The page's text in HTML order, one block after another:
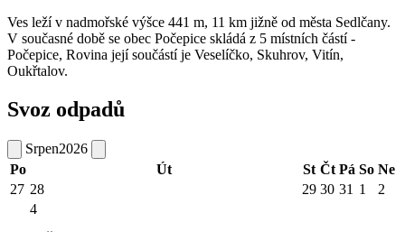
Ves leží v nadmořské výšce 441 m, 11 km jižně od města Sedlčany.
V současné době se obec Počepice skládá z 5 místních částí -
Počepice, Rovina její součástí je Veselíčko, Skuhrov, Vitín,
Oukřtalov.
Svoz odpadů
Srpen2026
Po
Út St Čt Pá So Ne
27 28 29 30 31 1 2
4